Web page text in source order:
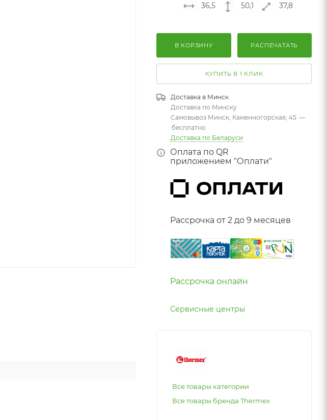
36,5 50,1 37,8
В КОРЗИНУ РАСПЕЧАТАТЬ
КУПИТЬ В 1 КЛИК
Доставка в Минск
Доставка по Минску
Самовывоз Минск, Каменногорская, 45 —
бесплатно
Доставка по Беларуси
Оплата по QR
приложением "Оплати"
Рассрочка от 2 до 9 месяцев
Рассрочка онлайн
Сервисные центры
Все товары категории
Все товары бренда Thermex